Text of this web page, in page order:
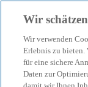
menu search
Wir
Wir verwenden
Erlebnis zu bieten.
für eine sichere
Daten zur